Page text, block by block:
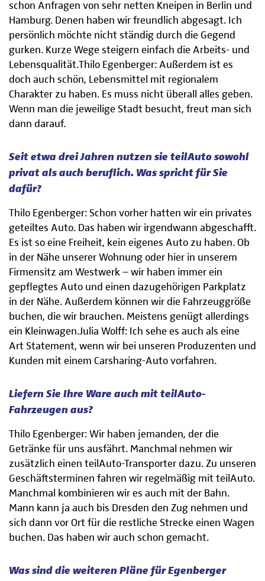
schon Anfragen von sehr netten Kneipen in Berlin und
Hamburg. Denen haben wir freundlich abgesagt. Ich
persönlich möchte nicht ständig durch die Gegend
gurken. Kurze Wege steigern einfach die Arbeits- und
Lebensqualität.Thilo Egenberger: Außerdem ist es
doch auch schön, Lebensmittel mit regionalem
Charakter zu haben. Es muss nicht überall alles geben.
Wenn man die jeweilige Stadt besucht, freut man sich
dann darauf.
Seit etwa drei Jahren nutzen sie teilAuto sowohl
privat als auch beruflich. Was spricht für Sie
dafür?
Thilo Egenberger: Schon vorher hatten wir ein privates
geteiltes Auto. Das haben wir irgendwann abgeschafft.
Es ist so eine Freiheit, kein eigenes Auto zu haben. Ob
in der Nähe unserer Wohnung oder hier in unserem
Firmensitz am Westwerk – wir haben immer ein
gepflegtes Auto und einen dazugehörigen Parkplatz
in der Nähe. Außerdem können wir die Fahrzeuggröße
buchen, die wir brauchen. Meistens genügt allerdings
ein Kleinwagen.Julia Wolff: Ich sehe es auch als eine
Art Statement, wenn wir bei unseren Produzenten und
Kunden mit einem Carsharing-Auto vorfahren.
Liefern Sie Ihre Ware auch mit teilAuto-
Fahrzeugen aus?
Thilo Egenberger: Wir haben jemanden, der die
Getränke für uns ausfährt. Manchmal nehmen wir
zusätzlich einen teilAuto-Transporter dazu. Zu unseren
Geschäftsterminen fahren wir regelmäßig mit teilAuto.
Manchmal kombinieren wir es auch mit der Bahn.
Mann kann ja auch bis Dresden den Zug nehmen und
sich dann vor Ort für die restliche Strecke einen Wagen
buchen. Das haben wir auch schon gemacht.
Was sind die weiteren Pläne für Egenberger